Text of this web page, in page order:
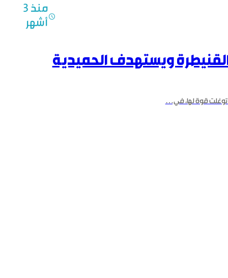
بريف
القنيطرة
عسكرية
لقوات
الإسرائيلي
في ريف
منذ 3
أشهر
‏ويستهدف الحميدية